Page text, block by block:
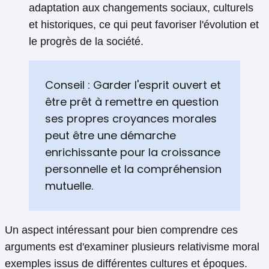
adaptation aux changements sociaux, culturels
et historiques, ce qui peut favoriser l'évolution et
le progrès de la société.
Conseil : Garder l'esprit ouvert et
être prêt à remettre en question
ses propres croyances morales
peut être une démarche
enrichissante pour la croissance
personnelle et la compréhension
mutuelle.
Un aspect intéressant pour bien comprendre ces
arguments est d'examiner plusieurs relativisme moral
exemples issus de différentes cultures et époques.